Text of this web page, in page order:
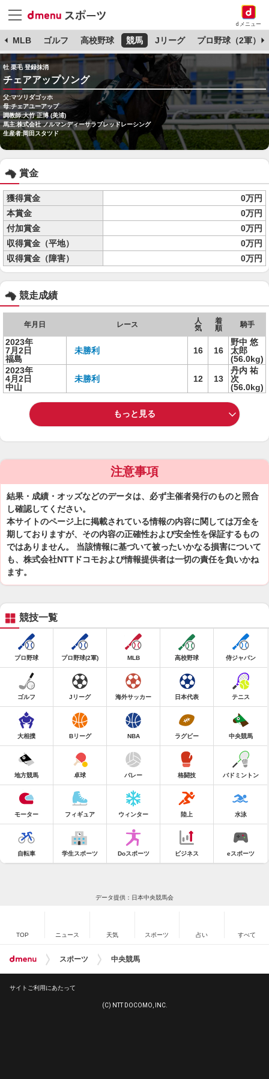
dメニュー
MLB ゴルフ 高校野球 競馬 Jリーグ プロ野球（2軍）
牡 栗毛 登録抹消
チェアアップソング
父:マツリダゴッホ
母:チェアユーアップ
調教師:大竹 正博 (美浦)
馬主:株式会社 ノルマンディーサラブレッドレーシング
生産者:岡田スタツド
賞金
獲得賞金
0万円
本賞金
0万円
付加賞金
0万円
収得賞金（平地）
0万円
収得賞金（障害）
0万円
競走成績
年月日 レース
人
気
着
順
騎手
2023年
7月2日
福島
未勝利 16 16
野中 悠
太郎
(56.0kg)
2023年
4月2日
中山
未勝利 12 13
丹内 祐
次
(56.0kg)
もっと見る
注意事項
結果・成績・オッズなどのデータは、必ず主催者発行のものと照合
し確認してください。
本サイトのページ上に掲載されている情報の内容に関しては万全を
期しておりますが、その内容の正確性および安全性を保証するもの
ではありません。 当該情報に基づいて被ったいかなる損害について
も、株式会社NTTドコモおよび情報提供者は一切の責任を負いかね
ます。
競技一覧
プロ野球 プロ野球(2軍) MLB 高校野球 侍ジャパン
ゴルフ Jリーグ 海外サッカー 日本代表 テニス
大相撲 Bリーグ NBA ラグビー 中央競馬
地方競馬 卓球 バレー 格闘技 バドミントン
モーター フィギュア ウィンター 陸上 水泳
自転車 学生スポーツ Doスポーツ ビジネス eスポーツ
データ提供：日本中央競馬会
TOP ニュース 天気 スポーツ 占い すべて
スポーツ 中央競馬
サイトご利用にあたって
(C) NTT DOCOMO, INC.